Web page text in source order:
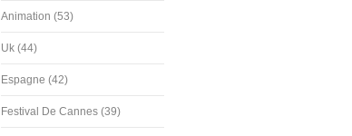
Animation (53)
Uk (44)
Espagne (42)
Festival De Cannes (39)